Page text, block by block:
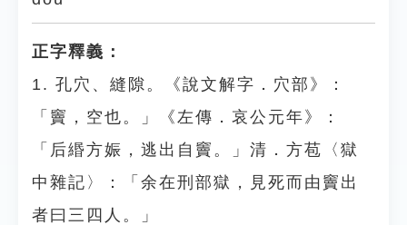
正字釋義：
1. 孔穴、縫隙。《說文解字．穴部》：
「竇，空也。」《左傳．哀公元年》：
「后緡方娠，逃出自竇。」清．方苞〈獄
中雜記〉：「余在刑部獄，見死而由竇出
者曰三四人。」